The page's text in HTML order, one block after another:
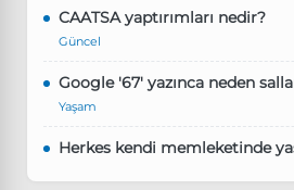
CAATSA yaptırımları nedir?
Güncel
Google '67' yazınca neden
Yaşam
Herkes kendi memleketinde